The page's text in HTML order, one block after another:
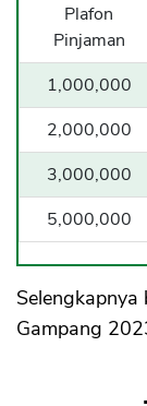
Plafon
Pinjaman
1,000,000
2,000,000
3,000,000
5,000,000
Gampang